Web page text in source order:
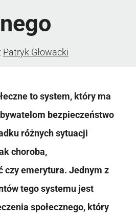
Patryk Głowacki
to system, który ma
bezpieczeństwo
różnych sytuacji
choroba,
czy emerytura. Jednym z
tego systemu jest
społecznego, który